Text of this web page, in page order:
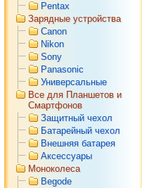
Pentax
Зарядные устройства
Canon
Nikon
Sony
Panasonic
Универсальные
Все для Планшетов и
Смартфонов
Защитный чехол
Батарейный чехол
Внешняя батарея
Аксессуары
Моноколеса
Begode